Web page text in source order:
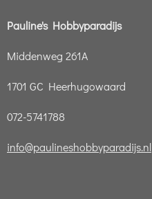
Pauline's Hobbyparadijs
Middenweg 261A
1701 GC Heerhugowaard
072-5741788
info@paulineshobbyparadijs.nl